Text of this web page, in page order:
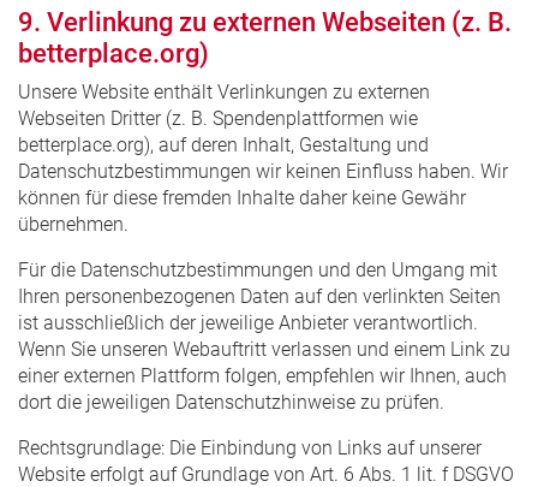
9. Verlinkung zu externen Webseiten (z. B.
betterplace.org)
Unsere Website enthält Verlinkungen zu externen
Webseiten Dritter (z. B. Spendenplattformen wie
betterplace.org), auf deren Inhalt, Gestaltung und
Datenschutzbestimmungen wir keinen Einfluss haben. Wir
können für diese fremden Inhalte daher keine Gewähr
übernehmen.
Für die Datenschutzbestimmungen und den Umgang mit
Ihren personenbezogenen Daten auf den verlinkten Seiten
ist ausschließlich der jeweilige Anbieter verantwortlich.
Wenn Sie unseren Webauftritt verlassen und einem Link zu
einer externen Plattform folgen, empfehlen wir Ihnen, auch
dort die jeweiligen Datenschutzhinweise zu prüfen.
Rechtsgrundlage: Die Einbindung von Links auf unserer
Website erfolgt auf Grundlage von Art. 6 Abs. 1 lit. f DSGVO